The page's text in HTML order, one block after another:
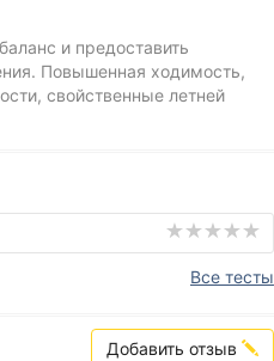
и предоставить
Повышенная ходимость,
свойственные летней
Все тесты
Добавить отзыв